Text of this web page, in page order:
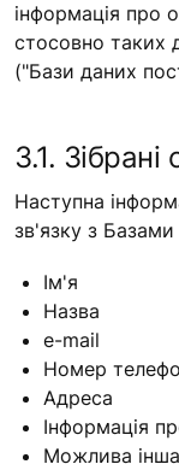
інформація про
стосовно таких
("Бази даних
3.1. Зібрані
Наступна
зв'язку з Базами
Ім'я
Назва
e-mail
Номер
Адреса
Інформація
Можлива інша